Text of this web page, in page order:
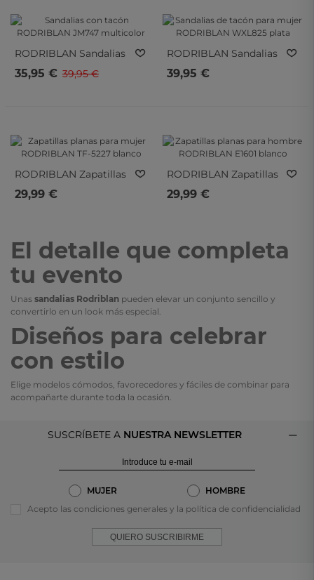
- 10%
RODRIBLAN Sandalias
Con Tacón RODRIBLAN
JM747 Multicolor
35,95 € 39,95 €
RODRIBLAN Sandalias
De Tacón Para Mujer
RODRIBLAN WXL825
39,95 €
RODRIBLAN Zapatillas
Planas Para Mujer
RODRIBLAN TF-5227
29,99 €
RODRIBLAN Zapatillas
Planas Para Hombre
RODRIBLAN E1601
29,99 €
El detalle que completa
tu evento
Unas sandalias Rodriblan pueden elevar un conjunto sencillo y
convertirlo en un look más especial.
Diseños para celebrar
con estilo
Elige modelos cómodos, favorecedores y fáciles de combinar para
acompañarte durante toda la ocasión.
SUSCRÍBETE A NUESTRA NEWSLETTER
MUJER
HOMBRE
Acepto las condiciones generales y la política de confidencialidad
QUIERO SUSCRIBIRME